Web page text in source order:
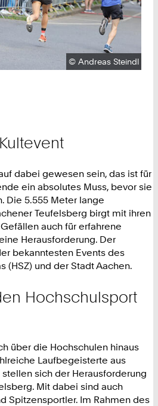
Urheberrecht:
©Andreas Steindl
dabei gewesen sein, das ist für
ein absolutes Muss, bevor sie
Die 5.555 Meter lange
Teufelsberg birgt mit ihren
auch für erfahrene
Herausforderung. Der
bekanntesten Events des
(HSZ) und der Stadt Aachen.
Hochschulsport
über die Hochschulen hinaus
Laufbegeisterte aus
sich der Herausforderung
Mit dabei sind auch
Spitzensportler. Im Rahmen des